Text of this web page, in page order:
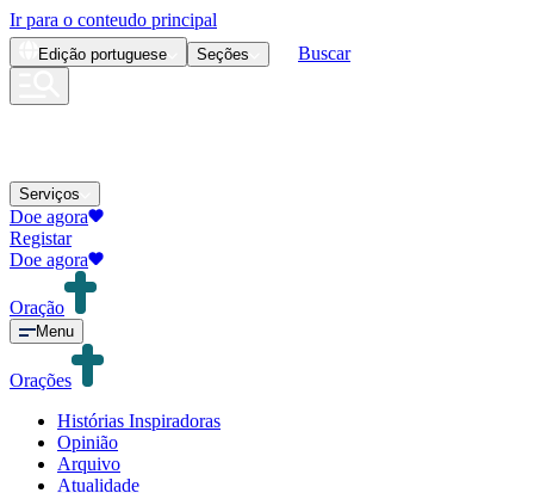
Ir para o conteudo principal
Edição portuguese Seções Buscar
Serviços
Doe agora
Registar
Doe agora
Oração
Menu
Orações
Histórias Inspiradoras
Opinião
Arquivo
Atualidade